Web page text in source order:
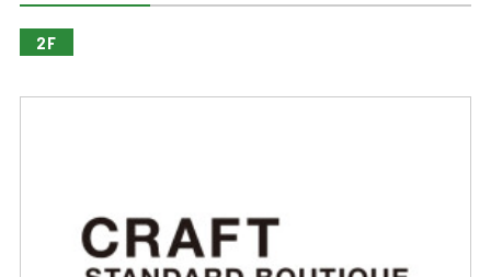
ショップガイド
サービス
2F